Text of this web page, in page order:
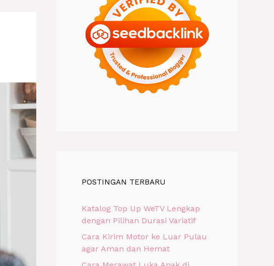
POSTINGAN TERBARU
Katalog Top Up WeTV Lengkap
dengan Pilihan Durasi Variatif
Cara Kirim Motor ke Luar Pulau
agar Aman dan Hemat